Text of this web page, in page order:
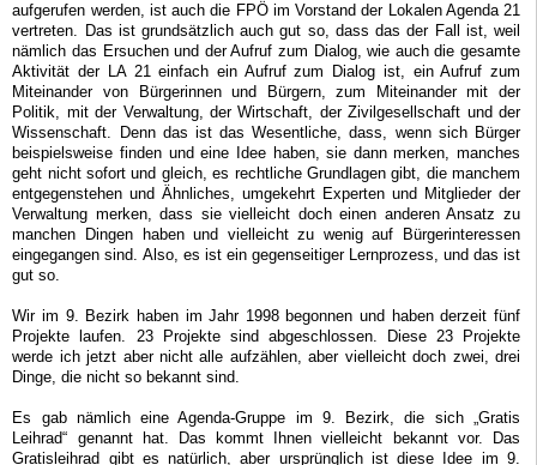
aufgerufen werden, ist auch die FPÖ im Vorstand der Lokalen Agenda 21
vertreten. Das ist grundsätzlich auch gut so, dass das der Fall ist, weil
nämlich das Ersuchen und der Aufruf zum Dialog, wie auch die gesamte
Aktivität der LA 21 einfach ein Aufruf zum Dialog ist, ein Aufruf zum
Miteinander von Bürgerinnen und Bürgern, zum Miteinander mit der
Politik, mit der Verwaltung, der Wirtschaft, der Zivilgesellschaft und der
Wissenschaft. Denn das ist das Wesentliche, dass, wenn sich Bürger
beispielsweise finden und eine Idee haben, sie dann merken, manches
geht nicht sofort und gleich, es rechtliche Grundlagen gibt, die manchem
entgegenstehen und Ähnliches, umgekehrt Experten und Mitglieder der
Verwaltung merken, dass sie vielleicht doch einen anderen Ansatz zu
manchen Dingen haben und vielleicht zu wenig auf Bürgerinteressen
eingegangen sind. Also, es ist ein gegenseitiger Lernprozess, und das ist
gut so.
Wir im 9. Bezirk haben im Jahr 1998 begonnen und haben derzeit fünf
Projekte laufen. 23 Projekte sind abgeschlossen. Diese 23 Projekte
werde ich jetzt aber nicht alle aufzählen, aber vielleicht doch zwei, drei
Dinge, die nicht so bekannt sind.
Es gab nämlich eine Agenda-Gruppe im 9. Bezirk, die sich „Gratis
Leihrad“ genannt hat. Das kommt Ihnen vielleicht bekannt vor. Das
Gratisleihrad gibt es natürlich, aber ursprünglich ist diese Idee im 9.